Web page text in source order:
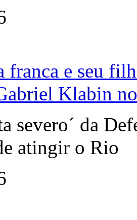
franca e seu
Klabin
severo´ da
atingir o Rio